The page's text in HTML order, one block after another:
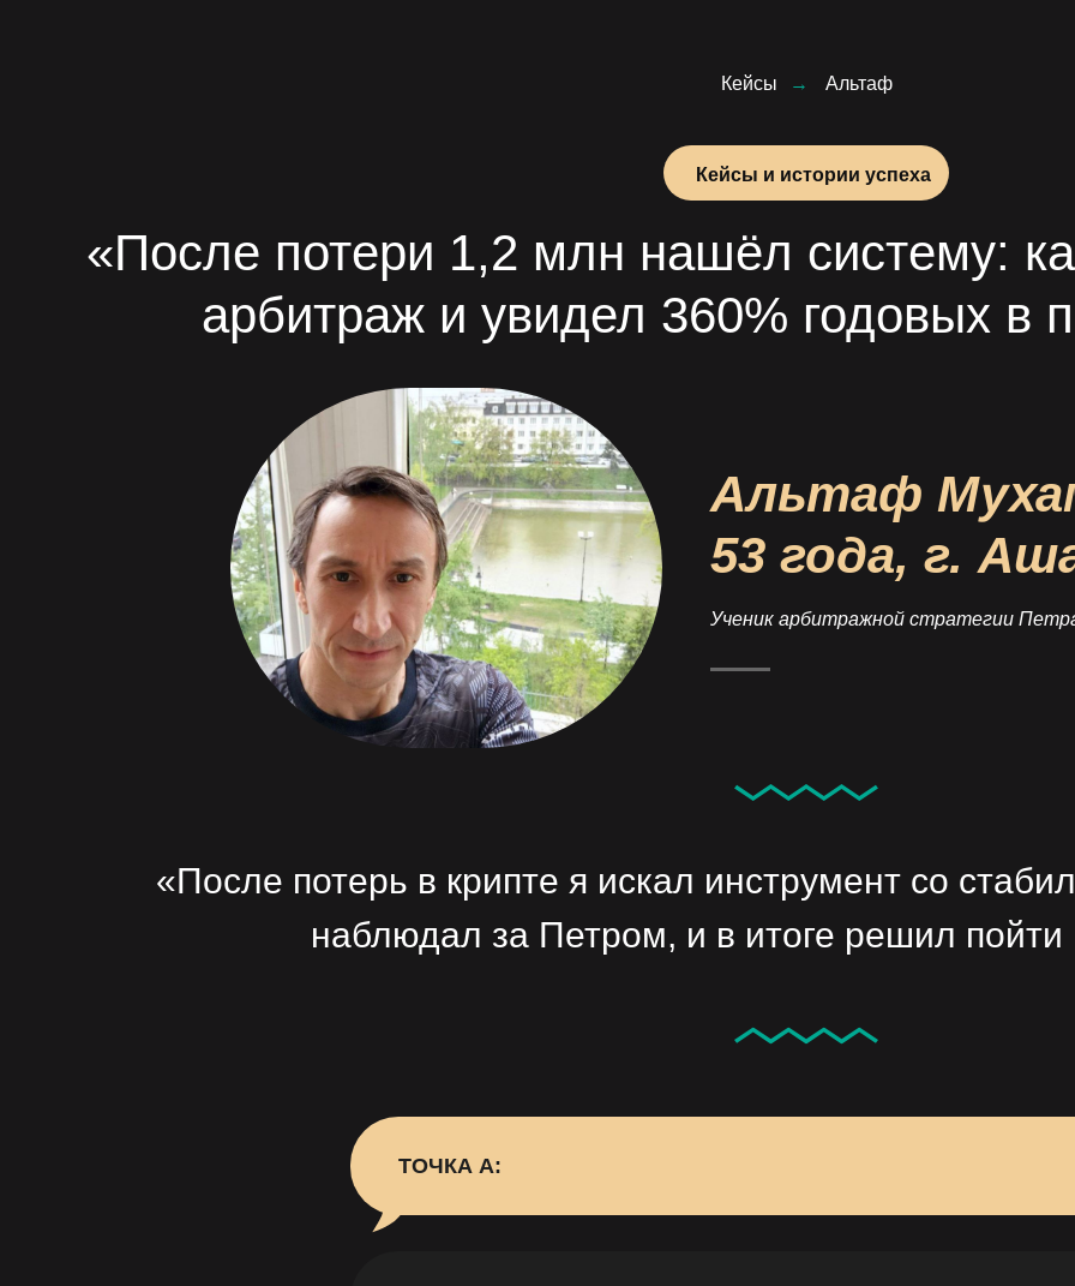
Кейсы → Альтаф
«После потери 1,2 млн нашёл систему:
арбитраж и увидел 360% годовых в
Кейсы и истории успеха
Альтаф
53 года, г.
Ученик арбитражной стратегии
«После потерь в крипте я искал инструмент со
наблюдал за Петром, и в итоге решил пойти
ТОЧКА А: